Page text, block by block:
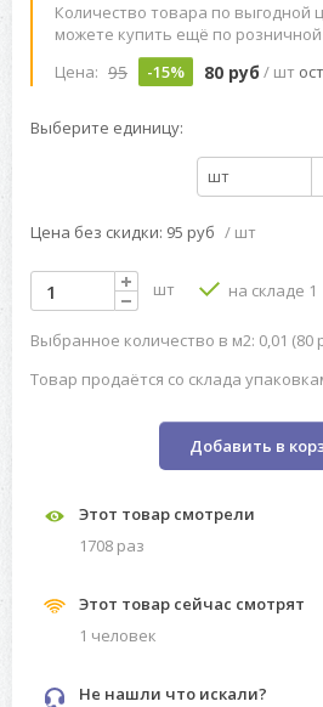
Количество товара по выгодной
можете купить ещё по
Цена: 95 -15% 80 руб / шт
Выберите единицу:
шт
Цена без скидки: 95 руб / шт
шт на складе 1
Выбранное количество в м2: 0,01 (80
Товар продаётся со склада
Добавить в
Этот товар смотрели
1708 раз
Этот товар сейчас смотрят
1 человек
Не нашли что искали?